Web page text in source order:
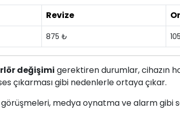
Revize
875 ₺
değişimi gerektiren durumlar, cihazın
çıkarması gibi nedenlerle ortaya çıkar.
medya oynatma ve alarm gibi